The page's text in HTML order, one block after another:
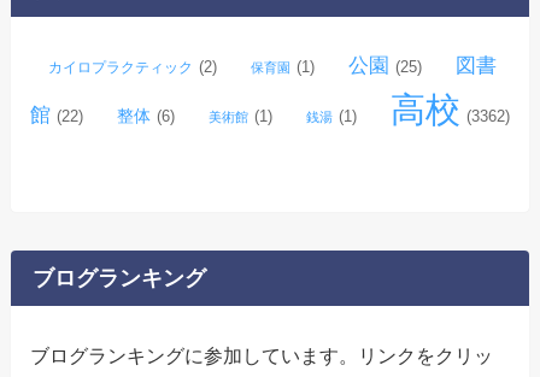
カイロプラクティック (2) 保育園 (1) 公園 (25) 図書
館 (22) 整体 (6) 美術館 (1) 銭湯 (1) 高校 (3362)
ブログランキング
ブログランキングに参加しています。リンクをクリッ